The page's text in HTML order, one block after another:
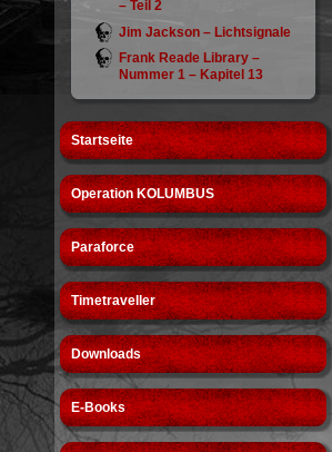
– Teil 2
Jim Jackson – Lichtsignale
Frank Reade Library –
Nummer 1 – Kapitel 13
Startseite
Operation KOLUMBUS
Paraforce
Timetraveller
Downloads
E-Books